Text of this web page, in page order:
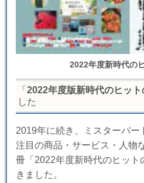
2022年度新時代の
「 2022年度版新時代のヒット
した
2019年に続き、ミスターパ
注目の商品・サービス・人物
冊「2022年度新時代のヒット
きました。